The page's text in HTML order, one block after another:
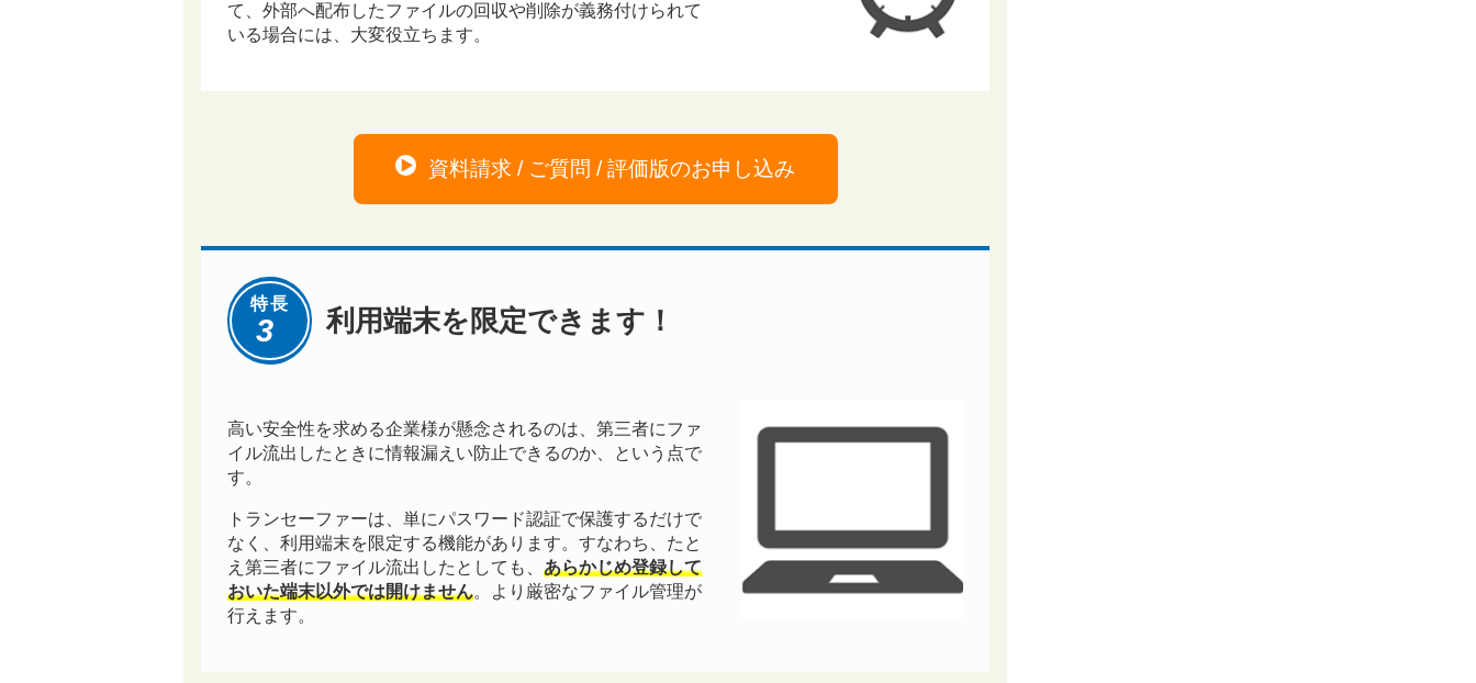
て、外部へ配布したファイルの回収や削除が義務付けられて
いる場合には、大変役立ちます。
資料請求 / ご質問 / 評価版のお申し込み
特長
3 利用端末を限定できます！
高い安全性を求める企業様が懸念されるのは、第三者にファ
イル流出したときに情報漏えい防止できるのか、という点で
す。
トランセーファーは、単にパスワード認証で保護するだけで
なく、利用端末を限定する機能があります。すなわち、たと
え第三者にファイル流出したとしても、 あらかじめ登録して
おいた端末以外では開けません。より厳密なファイル管理が
行えます。